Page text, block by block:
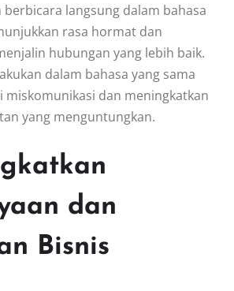
berbicara langsung dalam bahasa
rasa hormat dan
hubungan yang lebih baik.
dalam bahasa yang sama
miskomunikasi dan meningkatkan
yang menguntungkan.
dan
Bisnis